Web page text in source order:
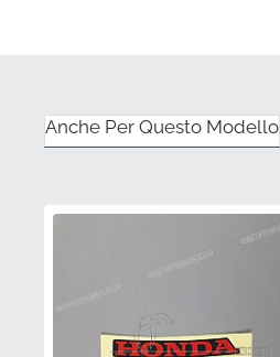
Anche Per Questo Modello